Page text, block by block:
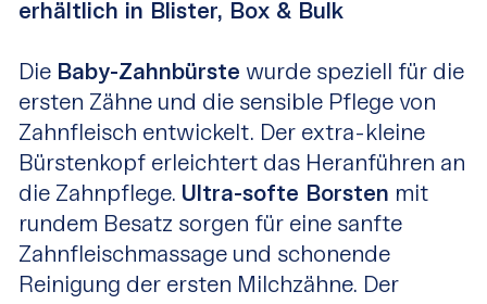
erhältlich in Blister, Box & Bulk
Die Baby-Zahnbürste wurde speziell für die
ersten Zähne und die sensible Pflege von
Zahnfleisch entwickelt. Der extra-kleine
Bürstenkopf erleichtert das Heranführen an
die Zahnpflege. Ultra-softe Borsten mit
rundem Besatz sorgen für eine sanfte
Zahnfleischmassage und schonende
Reinigung der ersten Milchzähne. Der